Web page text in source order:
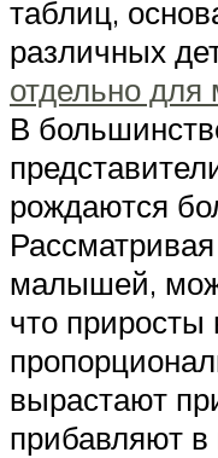
таблиц,
различных
отдельно для
В
рождаются
малышей,
что приросты
вырастают
прибавляют в